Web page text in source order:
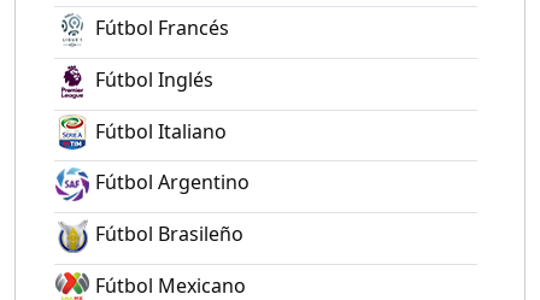
Fútbol Francés
Fútbol Inglés
Fútbol Italiano
Fútbol Argentino
Fútbol Brasileño
Fútbol Mexicano